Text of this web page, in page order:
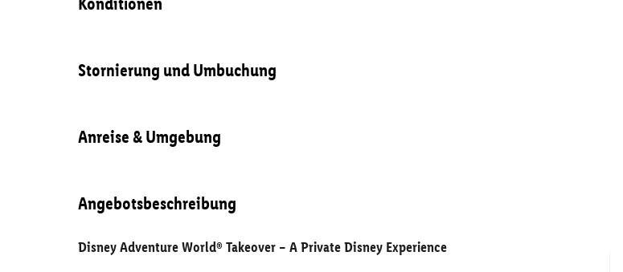
Stornierung und Umbuchung
Anreise & Umgebung
Angebotsbeschreibung
Disney Adventure World® Takeover – A Private Disney Experience